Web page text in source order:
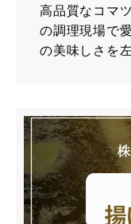
高品質なコマ
の調理現場で
の美味しさを